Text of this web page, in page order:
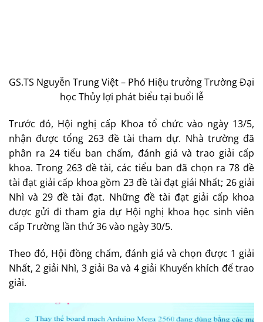
GS.TS Nguyễn Trung Việt – Phó Hiệu trưởng Trường Đại
học Thủy lợi phát biểu tại buổi lễ
Trước đó, Hội nghị cấp Khoa tổ chức vào ngày 13/5,
nhận được tổng 263 đề tài tham dự. Nhà trường đã
phân ra 24 tiểu ban chấm, đánh giá và trao giải cấp
khoa. Trong 263 đề tài, các tiểu ban đã chọn ra 78 đề
tài đạt giải cấp khoa gồm 23 đề tài đạt giải Nhất; 26 giải
Nhì và 29 đề tài đạt. Những đề tài đạt giải cấp khoa
được gửi đi tham gia dự Hội nghị khoa học sinh viên
cấp Trường lần thứ 36 vào ngày 30/5.
Theo đó, Hội đồng chấm, đánh giá và chọn được 1 giải
Nhất, 2 giải Nhì, 3 giải Ba và 4 giải Khuyến khích để trao
giải.